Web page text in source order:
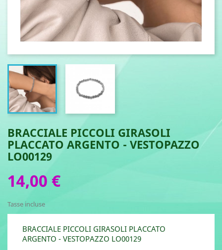
BRACCIALE PICCOLI GIRASOLI
PLACCATO ARGENTO - VESTOPAZZO
LO00129
14,00 €
Tasse incluse
BRACCIALE PICCOLI GIRASOLI PLACCATO
ARGENTO - VESTOPAZZO LO00129